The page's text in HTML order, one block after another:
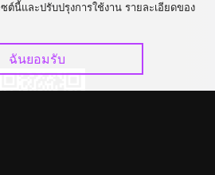
ซต์นี้และปรับปรุงการใช้งาน รายละเอียดของ
ฉันยอมรับ